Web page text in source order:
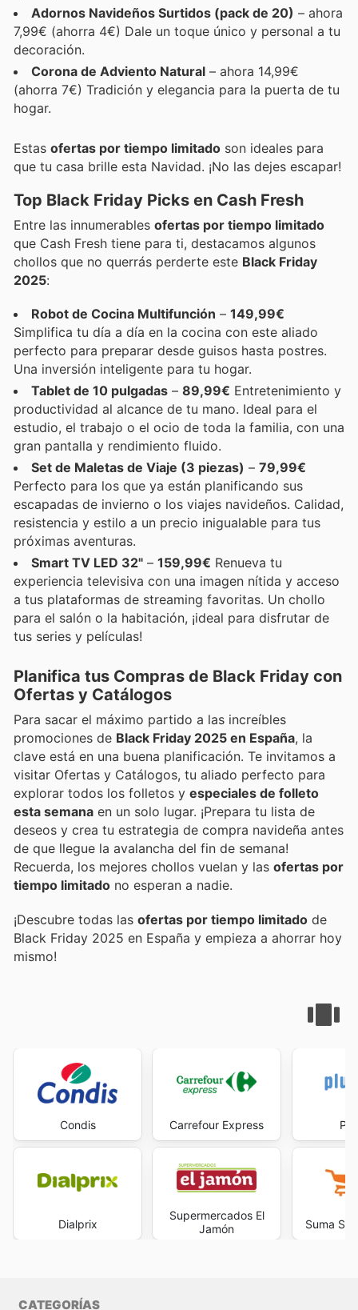
Adornos Navideños Surtidos (pack de 20) – ahora
7,99€ (ahorra 4€) Dale un toque único y personal a tu
decoración.
Corona de Adviento Natural – ahora 14,99€
(ahorra 7€) Tradición y elegancia para la puerta de tu
hogar.
Estas ofertas por tiempo limitado son ideales para
que tu casa brille esta Navidad. ¡No las dejes escapar!
Top Black Friday Picks en Cash Fresh
Entre las innumerables ofertas por tiempo limitado
que Cash Fresh tiene para ti, destacamos algunos
chollos que no querrás perderte este Black Friday
2025:
Robot de Cocina Multifunción – 149,99€
Simplifica tu día a día en la cocina con este aliado
perfecto para preparar desde guisos hasta postres.
Una inversión inteligente para tu hogar.
Tablet de 10 pulgadas – 89,99€ Entretenimiento y
productividad al alcance de tu mano. Ideal para el
estudio, el trabajo o el ocio de toda la familia, con una
gran pantalla y rendimiento fluido.
Set de Maletas de Viaje (3 piezas) – 79,99€
Perfecto para los que ya están planificando sus
escapadas de invierno o los viajes navideños. Calidad,
resistencia y estilo a un precio inigualable para tus
próximas aventuras.
Smart TV LED 32" – 159,99€ Renueva tu
experiencia televisiva con una imagen nítida y acceso
a tus plataformas de streaming favoritas. Un chollo
para el salón o la habitación, ¡ideal para disfrutar de
tus series y películas!
Planifica tus Compras de Black Friday con
Ofertas y Catálogos
Para sacar el máximo partido a las increíbles
promociones de Black Friday 2025 en España, la
clave está en una buena planificación. Te invitamos a
visitar Ofertas y Catálogos, tu aliado perfecto para
explorar todos los folletos y especiales de folleto
esta semana en un solo lugar. ¡Prepara tu lista de
deseos y crea tu estrategia de compra navideña antes
de que llegue la avalancha del fin de semana!
Recuerda, los mejores chollos vuelan y las ofertas por
tiempo limitado no esperan a nadie.
¡Descubre todas las ofertas por tiempo limitado de
Black Friday 2025 en España y empieza a ahorrar hoy
mismo!
Condis
Dialprix
Carrefour Express
Supermercados El
Jamón
Suma
CATEGORÍAS